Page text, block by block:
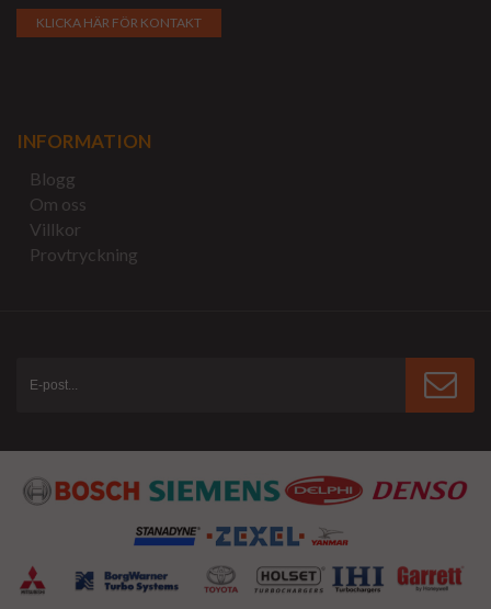
KLICKA HÄR FÖR KONTAKT
INFORMATION
Blogg
Om oss
Villkor
Provtryckning